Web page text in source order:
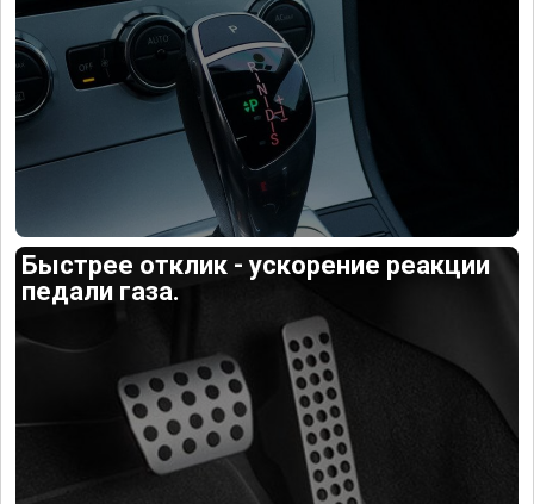
Быстрее отклик - ускорение реакции
педали газа.